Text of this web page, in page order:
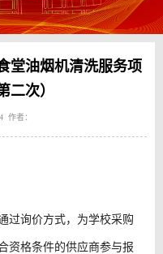
堂油烟机清洗服务项
二次）
作者：
过询价方式，为学校采购
资格条件的供应商参与报